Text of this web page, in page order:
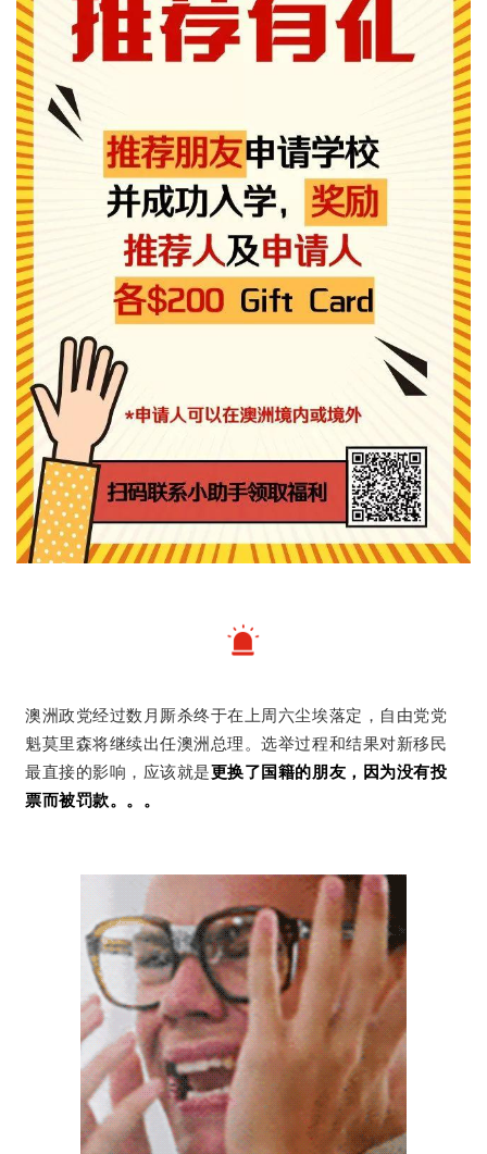
澳洲政党经过数月厮杀终于在上周六尘埃落定，自由党党
魁莫里森将继续出任澳洲总理。选举过程和结果对新移民
最直接的影响，应该就是更换了国籍的朋友，因为没有投
票而被罚款。。。